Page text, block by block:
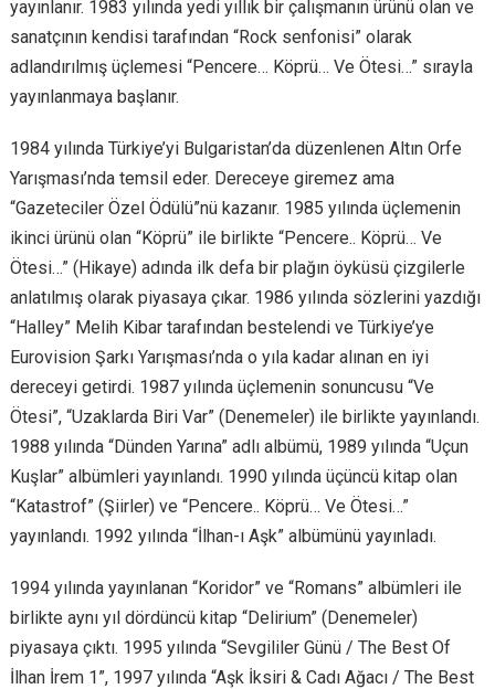
yayınlanır. 1983 yılında yedi yıllık bir çalışmanın ürünü olan ve
sanatçının kendisi tarafından “Rock senfonisi” olarak
adlandırılmış üçlemesi “Pencere… Köprü… Ve Ötesi…” sırayla
yayınlanmaya başlanır.
1984 yılında Türkiye’yi Bulgaristan’da düzenlenen Altın Orfe
Yarışması’nda temsil eder. Dereceye giremez ama
“Gazeteciler Özel Ödülü”nü kazanır. 1985 yılında üçlemenin
ikinci ürünü olan “Köprü” ile birlikte “Pencere.. Köprü… Ve
Ötesi…” (Hikaye) adında ilk defa bir plağın öyküsü çizgilerle
anlatılmış olarak piyasaya çıkar. 1986 yılında sözlerini yazdığı
“Halley” Melih Kibar tarafından bestelendi ve Türkiye’ye
Eurovision Şarkı Yarışması’nda o yıla kadar alınan en iyi
dereceyi getirdi. 1987 yılında üçlemenin sonuncusu “Ve
Ötesi”, “Uzaklarda Biri Var” (Denemeler) ile birlikte yayınlandı.
1988 yılında “Dünden Yarına” adlı albümü, 1989 yılında “Uçun
Kuşlar” albümleri yayınlandı. 1990 yılında üçüncü kitap olan
“Katastrof” (Şiirler) ve “Pencere.. Köprü… Ve Ötesi…”
yayınlandı. 1992 yılında “İlhan-ı Aşk” albümünü yayınladı.
1994 yılında yayınlanan “Koridor” ve “Romans” albümleri ile
birlikte aynı yıl dördüncü kitap “Delirium” (Denemeler)
piyasaya çıktı. 1995 yılında “Sevgililer Günü / The Best Of
İlhan İrem 1”, 1997 yılında “Aşk İksiri & Cadı Ağacı / The Best